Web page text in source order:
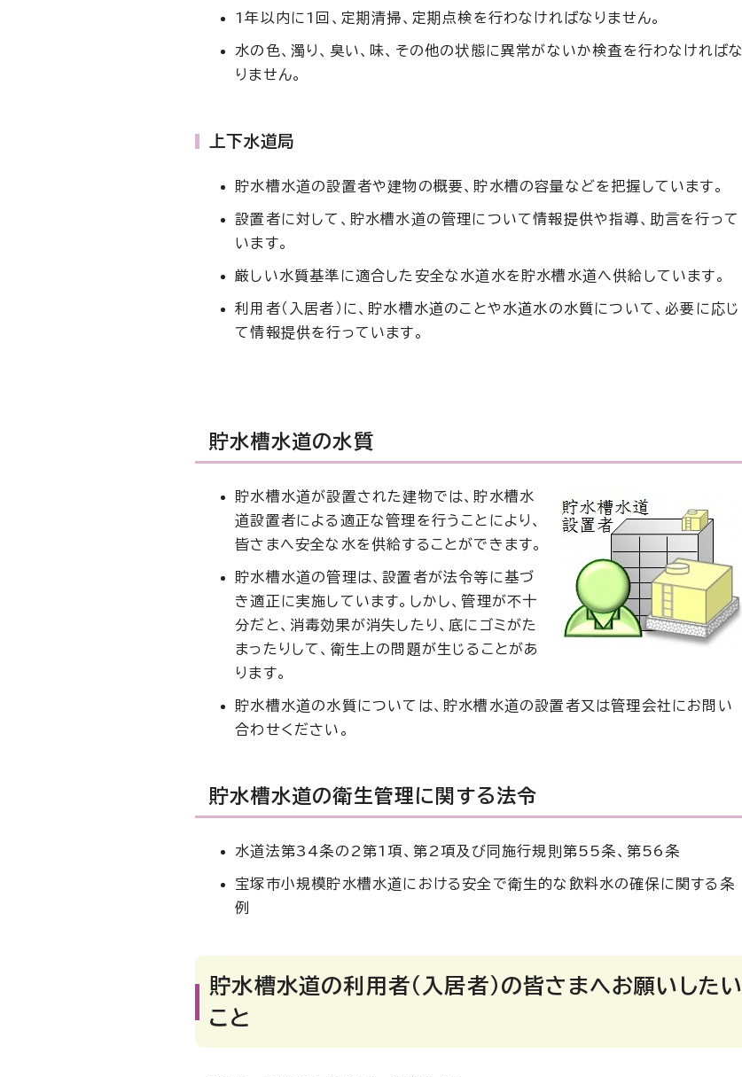
1年以内に1回、定期清掃、定期点検を行わなければなりません。
水の色、濁り、臭い、味、その他の状態に異常がないか検査を行わなければな
りません。
上下水道局
貯水槽水道の設置者や建物の概要、貯水槽の容量などを把握しています。
設置者に対して、貯水槽水道の管理について情報提供や指導、助言を行って
います。
厳しい水質基準に適合した安全な水道水を貯水槽水道へ供給しています。
利用者（入居者）に、貯水槽水道のことや水道水の水質について、必要に応じ
て情報提供を行っています。
貯水槽水道の水質
貯水槽水道が設置された建物では、貯水槽水
道設置者による適正な管理を行うことにより、
皆さまへ安全な水を供給することができます。
貯水槽水道の管理は、設置者が法令等に基づ
き適正に実施しています。しかし、管理が不十
分だと、消毒効果が消失したり、底にゴミがた
まったりして、衛生上の問題が生じることがあ
ります。
貯水槽水道の水質については、貯水槽水道の設置者又は管理会社にお問い
合わせください。
貯水槽水道の衛生管理に関する法令
水道法第34条の2第1項、第2項及び同施行規則第55条、第56条
宝塚市小規模貯水槽水道における安全で衛生的な飲料水の確保に関する条
例
貯水槽水道の利用者（入居者）の皆さまへお願いしたい
こと